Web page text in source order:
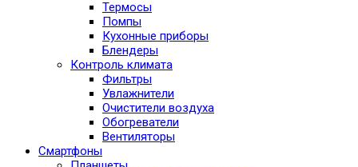
Термосы
Помпы
Кухонные приборы
Блендеры
Контроль климата
Фильтры
Увлажнители
Очистители воздуха
Обогреватели
Вентиляторы
Смартфоны